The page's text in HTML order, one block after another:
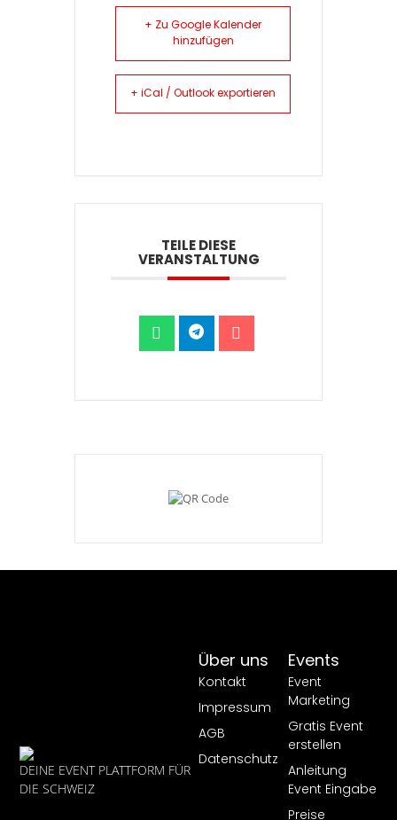
+ Zu Google Kalender
hinzufügen
+ iCal / Outlook exportieren
TEILE DIESE
VERANSTALTUNG
DEINE EVENT PLATTFORM FÜR
DIE SCHWEIZ
Events
Event
Marketing
Gratis Event
erstellen
Anleitung
Event Eingabe
Preise
Über uns
Kontakt
Impressum
AGB
Datenschutz